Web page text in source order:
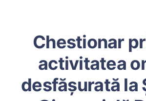
Chestionar
activitatea
desfășurată la